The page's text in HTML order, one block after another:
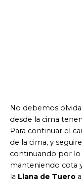
No debemos
desde la cima
Para continuar el
de la cima, y
continuando por lo
manteniendo cota
la Llana de Tuero